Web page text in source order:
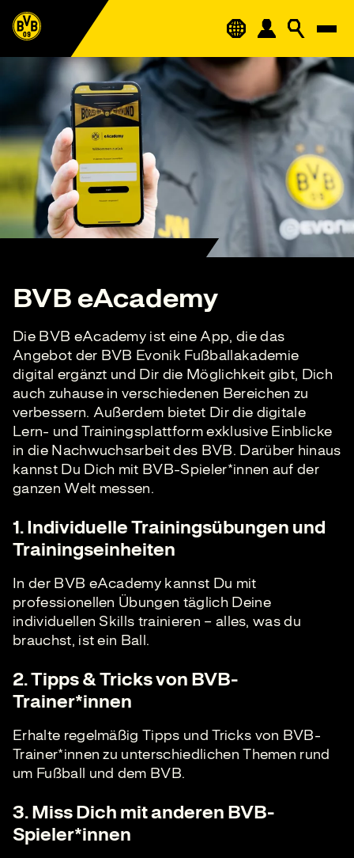
BVB eAcademy
Die BVB eAcademy ist eine App, die das
Angebot der BVB Evonik Fußballakademie
digital ergänzt und Dir die Möglichkeit gibt, Dich
auch zuhause in verschiedenen Bereichen zu
verbessern. Außerdem bietet Dir die digitale
Lern- und Trainingsplattform exklusive Einblicke
in die Nachwuchsarbeit des BVB. Darüber hinaus
kannst Du Dich mit BVB-Spieler*innen auf der
ganzen Welt messen.
1. Individuelle Trainingsübungen und
Trainingseinheiten
In der BVB eAcademy kannst Du mit
professionellen Übungen täglich Deine
individuellen Skills trainieren – alles, was du
brauchst, ist ein Ball.
2. Tipps & Tricks von BVB-
Trainer*innen
Erhalte regelmäßig Tipps und Tricks von BVB-
Trainer*innen zu unterschiedlichen Themen rund
um Fußball und dem BVB.
3. Miss Dich mit anderen BVB-
Spieler*innen